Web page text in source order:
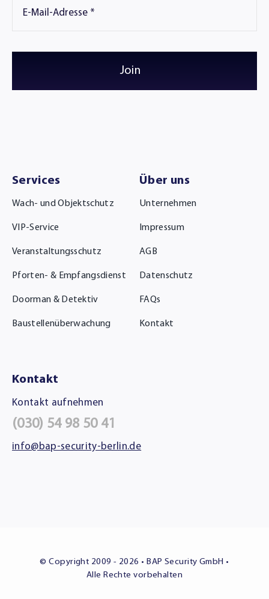
Join
Services
Wach- und Objektschutz
VIP-Service
Veranstaltungsschutz
Pforten- & Empfangsdienst
Doorman & Detektiv
Baustellenüberwachung
Über uns
Unternehmen
Impressum
AGB
Datenschutz
FAQs
Kontakt
Kontakt
Kontakt aufnehmen
(030) 54 98 50 41
info@bap-security-berlin.de
© Copyright 2009 - 2026 • BAP Security GmbH •
Alle Rechte vorbehalten